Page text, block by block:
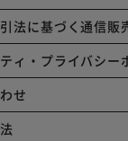
法に基づく通信販
ィ・プライバシー
せ